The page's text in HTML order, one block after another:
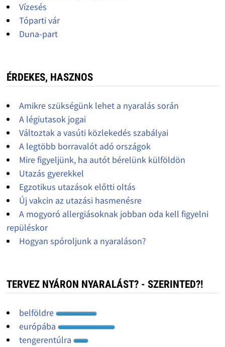
Vízesés
Tóparti vár
Duna-part
ÉRDEKES, HASZNOS
Amikre szükségünk lehet a nyaralás során
A légiutasok jogai
Változtak a vasúti közlekedés szabályai
A legtöbb borravalót adó országok
Mire figyeljünk, ha autót bérelünk külföldön
Utazás gyerekkel
Egzotikus utazások előtti oltás
Új vakcin az utazási hasmenésre
A mogyoró allergiásoknak jobban oda kell figyelni
repüléskor
Hogyan spóroljunk a nyaraláson?
TERVEZ NYÁRON NYARALÁST? - SZERINTED?!
belföldre
európába
tengerentúlra